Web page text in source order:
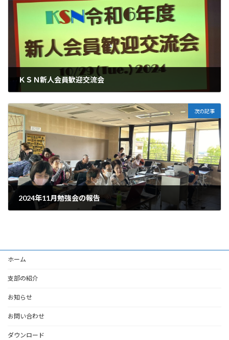
ＫＳＮ新人会員歓迎交流会
次の記事
2024年11月勉強会の報告
ホーム
支部の紹介
お知らせ
お問い合わせ
ダウンロード